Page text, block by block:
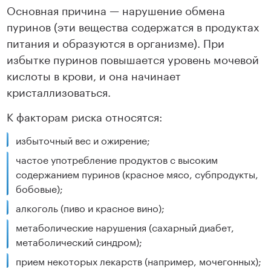
Основная причина — нарушение обмена
пуринов (эти вещества содержатся в продуктах
питания и образуются в организме). При
избытке пуринов повышается уровень мочевой
кислоты в крови, и она начинает
кристаллизоваться.
К факторам риска относятся:
избыточный вес и ожирение;
частое употребление продуктов с высоким
содержанием пуринов (красное мясо, субпродукты,
бобовые);
алкоголь (пиво и красное вино);
метаболические нарушения (сахарный диабет,
метаболический синдром);
прием некоторых лекарств (например, мочегонных);